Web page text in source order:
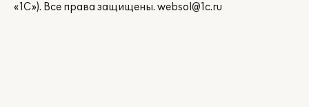
«1С»). Все права защищены. websol@1c.ru